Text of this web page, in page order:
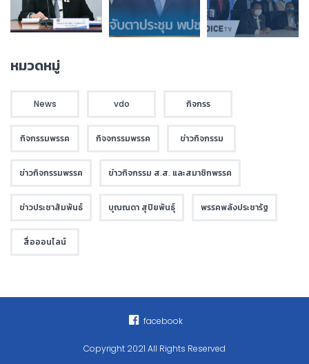
หมวดหมู่
News vdo กิจกรร
กิจกรรมพรรค กิจจกรรมพรรค ข่าวกิจกรรม
ข่าวกิจกรรมพรรค ข่าวกิจกรรม ส.ส. และสมาชิกพรรค
ข่าวประชาสัมพันธ์ บุณณดา สุปิยพันธุ์ พรรคพลังประชารัฐ
สื่อออนไลน์
facebook
Copyright 2021 All Rights Reserved